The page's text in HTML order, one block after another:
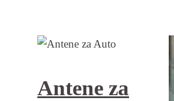
Antene za